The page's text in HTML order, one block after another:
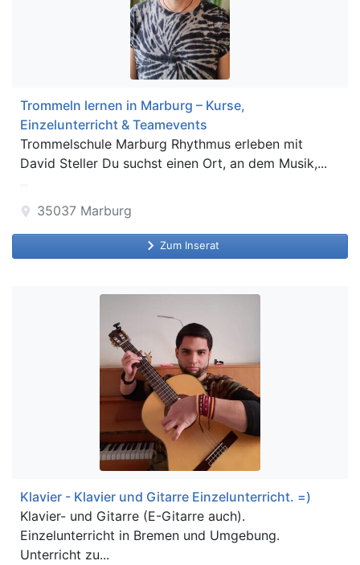
Trommeln lernen in Marburg – Kurse,
Einzelunterricht & Teamevents
Trommelschule Marburg Rhythmus erleben mit
David Steller Du suchst einen Ort, an dem Musik,...
location_on 35037 Marburg
keyboard_arrow_right Zum Inserat
Klavier - Klavier und Gitarre Einzelunterricht. =)
Klavier- und Gitarre (E-Gitarre auch).
Einzelunterricht in Bremen und Umgebung.
Unterricht zu...